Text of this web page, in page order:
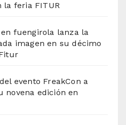
la feria FITUR
fuengirola lanza la
imagen en su décimo
evento FreakCon a
novena edición en